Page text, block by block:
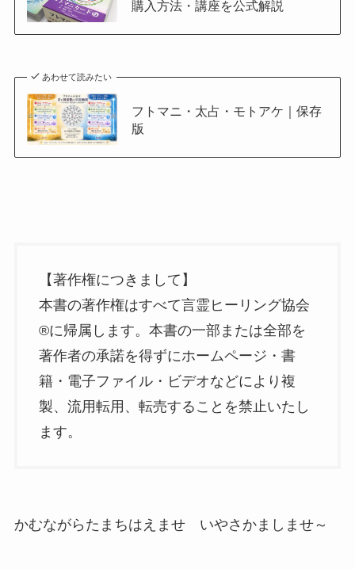
購入方法・講座を公式解説
あわせて読みたい
フトマニ・太占・モトアケ｜保存
版
【著作権につきまして】
本書の著作権はすべて言霊ヒーリング協会
®に帰属します。本書の一部または全部を
著作者の承諾を得ずにホームページ・書
籍・電子ファイル・ビデオなどにより複
製、流用転用、転売することを禁止いたし
ます。
かむながらたまちはえませ いやさかましませ～